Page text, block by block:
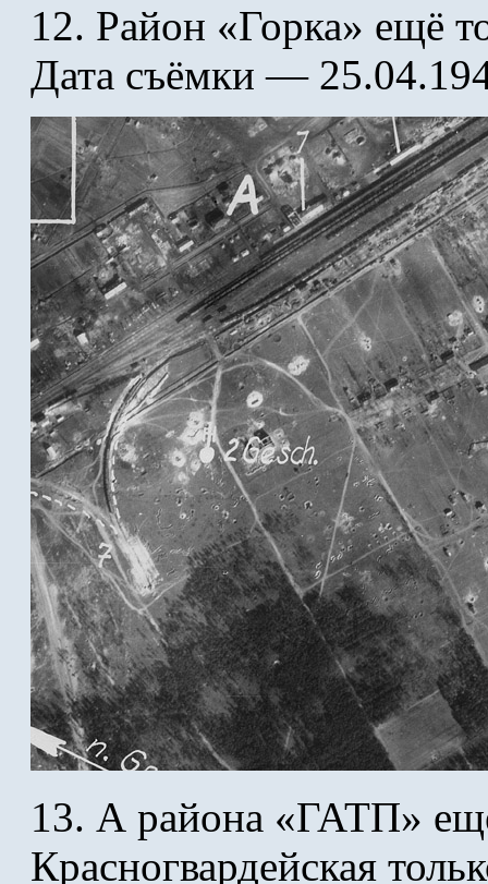
12. Район «Горка» ещё
Дата съёмки —
13. А района «ГАТП»
Красногвардейская